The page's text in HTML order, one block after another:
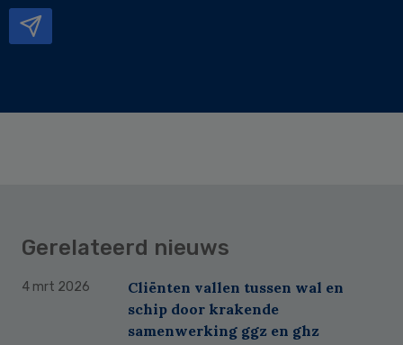
Gerelateerd nieuws
4 mrt 2026
Cliënten vallen tussen wal en
schip door krakende
samenwerking ggz en ghz